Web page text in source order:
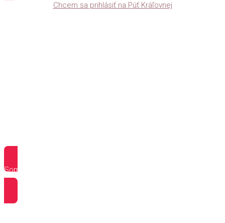
Chcem sa prihlásiť na Púť Kráľovnej
Som pripravená vykročiť
na Púť Kráľovnej!